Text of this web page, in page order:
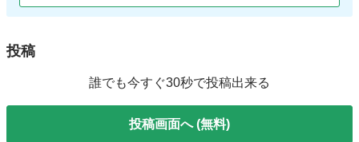
投稿
誰でも今すぐ30秒で投稿出来る
投稿画面へ (無料)